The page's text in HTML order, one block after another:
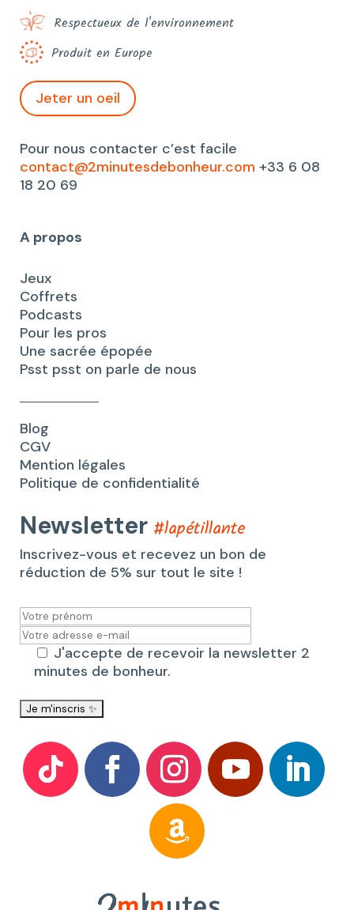
Respectueux de l'environnement
Produit en Europe
Jeter un oeil
Pour nous contacter c’est facile
contact@2minutesdebonheur.com +33 6 08
18 20 69
A propos
Jeux
Coffrets
Podcasts
Pour les pros
Une sacrée épopée
Psst psst on parle de nous
Blog
CGV
Mention légales
Politique de confidentialité
Newsletter #lapétillante
Inscrivez-vous et recevez un bon de
réduction de 5% sur tout le site !
J'accepte de recevoir la newsletter 2
minutes de bonheur.